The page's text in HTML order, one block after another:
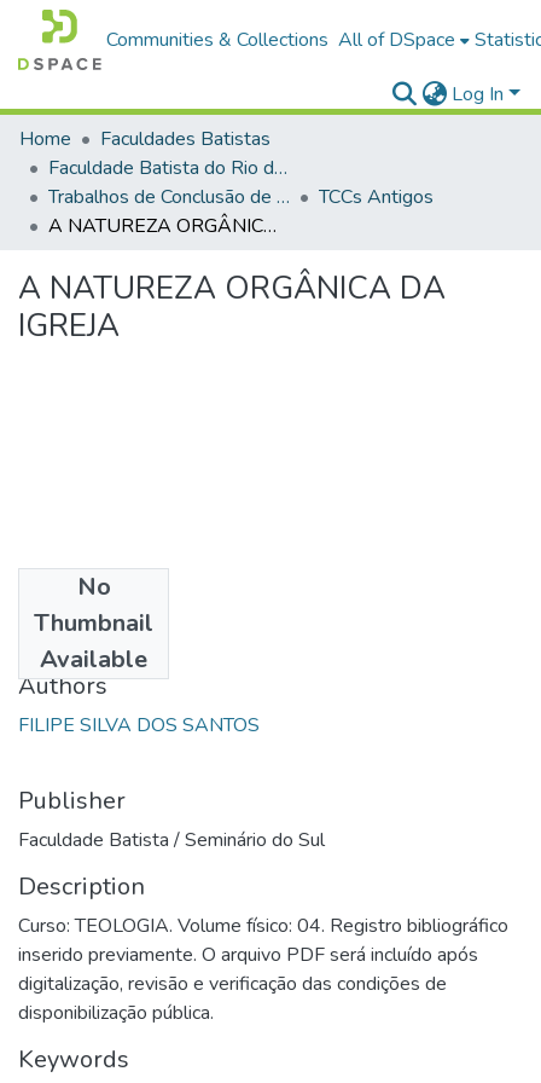
Communities & Collections All of DSpace
Log In
Home
Faculdades Batistas
Faculdade Batista do Rio de Janeiro (FABAT-RJ)
Trabalhos de Conclusão de Curso (TCC)
TCCs Antigos
A NATUREZA ORGÂNICA DA IGREJA
A NATUREZA ORGÂNICA DA
IGREJA
No
Thumbnail
Available
2009
Authors
FILIPE SILVA DOS SANTOS
Publisher
Faculdade Batista / Seminário do Sul
Description
Curso: TEOLOGIA. Volume físico: 04. Registro bibliográfico
inserido previamente. O arquivo PDF será incluído após
digitalização, revisão e verificação das condições de
disponibilização pública.
Keywords